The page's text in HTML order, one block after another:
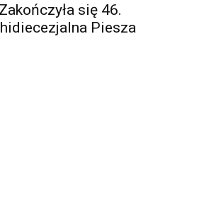
się 46.
Piesza